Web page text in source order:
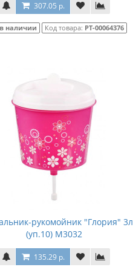
307.05 р.
наличии Код товара: РТ-00064376
рукомойник "Глория" 3л
(уп.10) М3032
135.29 р.